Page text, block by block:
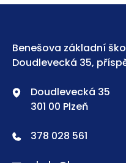
Benešova základní
Doudlevecká 35,
Doudlevecká 35
301 00 Plzeň
378 028 561